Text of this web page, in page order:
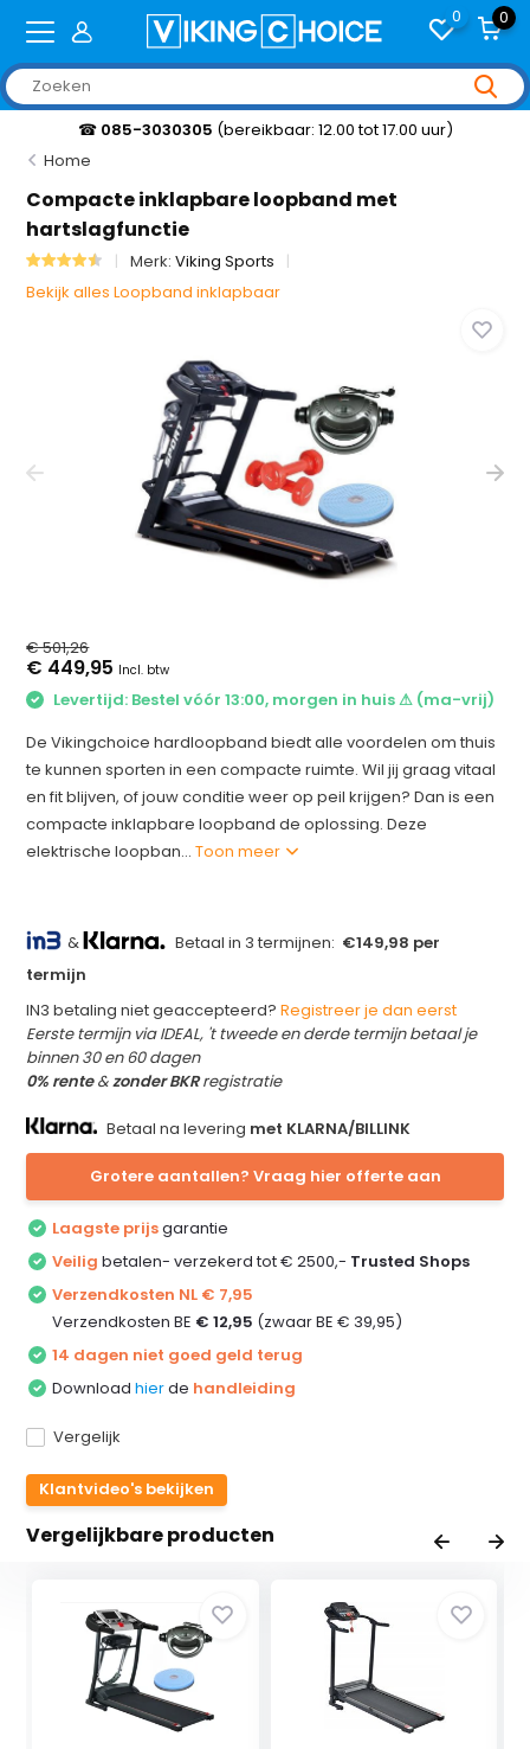
0 0
☎ 085-3030305 (bereikbaar: 12.00 tot 17.00 uur)
Home
Compacte inklapbare loopband met
hartslagfunctie
Merk:Viking Sports
Bekijk alles Loopband inklapbaar
€ 501,26
€ 449,95 Incl. btw
Levertijd: Bestel vóór 13:00, morgen in huis ⚠ (ma-vrij)
De Vikingchoice hardloopband biedt alle voordelen om thuis
te kunnen sporten in een compacte ruimte. Wil jij graag vitaal
en fit blijven, of jouw conditie weer op peil krijgen? Dan is een
compacte inklapbare loopband de oplossing. Deze
elektrische loopban...Toon meer
& Betaal in 3 termijnen: €149,98 per
termijn
IN3 betaling niet geaccepteerd?Registreer je dan eerst
Eerste termijn via IDEAL, 't tweede en derde termijn betaal je
binnen 30 en 60 dagen
0% rente&zonder BKRregistratie
Betaal na levering met KLARNA/BILLINK
Klantvideo's bekijken
Grotere aantallen? Vraag hier offerte aan
Laagste prijsgarantie
Veilig betalen- verzekerd tot € 2500,- Trusted Shops
Verzendkosten NL € 7,95
Verzendkosten BE € 12,95 (zwaar BE € 39,95)
14 dagen niet goed geld terug
Downloadhierde handleiding
Vergelijk
Vergelijkbare producten